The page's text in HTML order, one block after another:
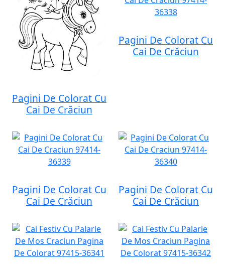
Pagini De Colorat Cu
Cai De Crăciun
Pagini De Colorat Cu
Cai De Crăciun
Pagini De Colorat Cu
Cai De Crăciun
Pagini De Colorat Cu
Cai De Crăciun